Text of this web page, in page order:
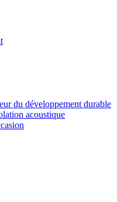
du développement durable
acoustique